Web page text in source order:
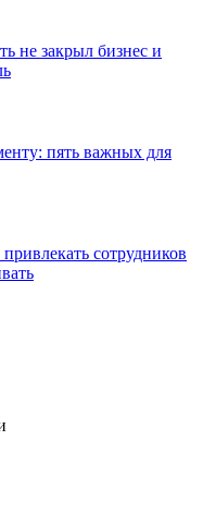
не закрыл бизнес и
пять важных для
сотрудников